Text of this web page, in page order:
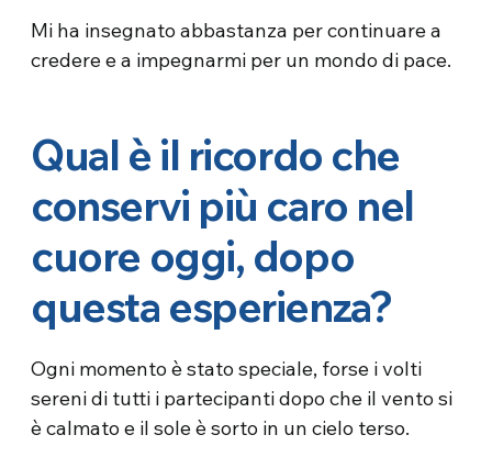
Mi ha insegnato abbastanza per continuare a
credere e a impegnarmi per un mondo di pace.
Qual è il ricordo che
conservi più caro nel
cuore oggi, dopo
questa esperienza?
Ogni momento è stato speciale, forse i volti
sereni di tutti i partecipanti dopo che il vento si
è calmato e il sole è sorto in un cielo terso.